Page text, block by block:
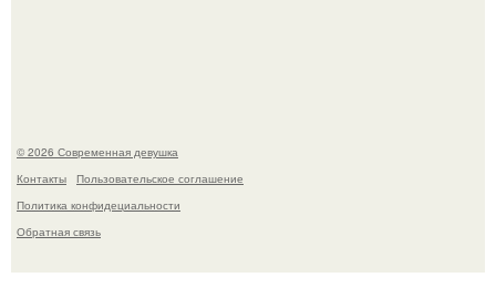
© 2026 Современная девушка
Контакты
Пользовательское соглашение
Политика конфидециальности
Обратная связь